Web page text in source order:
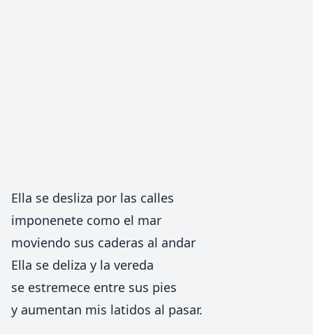
Ella se desliza por las calles
imponenete como el mar
moviendo sus caderas al andar
Ella se deliza y la vereda
se estremece entre sus pies
y aumentan mis latidos al pasar.